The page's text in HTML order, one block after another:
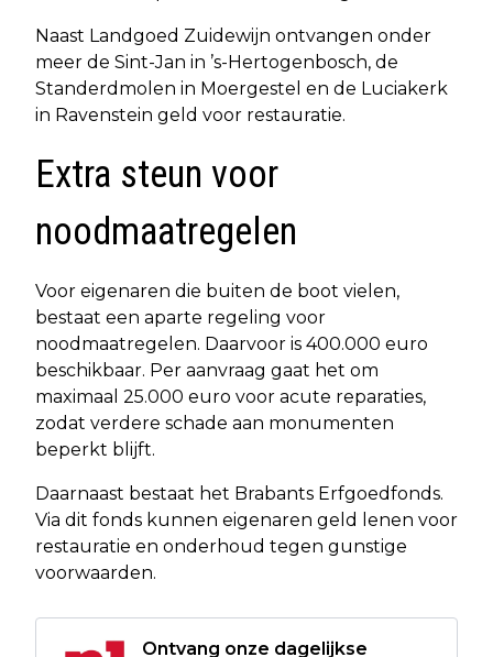
Naast Landgoed Zuidewijn ontvangen onder
meer de Sint-Jan in ’s-Hertogenbosch, de
Standerdmolen in Moergestel en de Luciakerk
in Ravenstein geld voor restauratie.
Extra steun voor
noodmaatregelen
Voor eigenaren die buiten de boot vielen,
bestaat een aparte regeling voor
noodmaatregelen. Daarvoor is 400.000 euro
beschikbaar. Per aanvraag gaat het om
maximaal 25.000 euro voor acute reparaties,
zodat verdere schade aan monumenten
beperkt blijft.
Daarnaast bestaat het Brabants Erfgoedfonds.
Via dit fonds kunnen eigenaren geld lenen voor
restauratie en onderhoud tegen gunstige
voorwaarden.
Ontvang onze dagelijkse